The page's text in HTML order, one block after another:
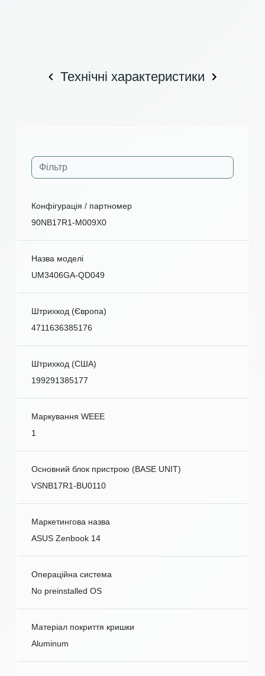
Технічні характеристики
Конфігурація / партномер
90NB17R1-M009X0
Назва моделі
UM3406GA-QD049
Штрихкод (Європа)
4711636385176
Штрихкод (США)
199291385177
Маркування WEEE
1
Основний блок пристрою (BASE UNIT)
VSNB17R1-BU0110
Маркетингова назва
ASUS Zenbook 14
Операційна система
No preinstalled OS
Матеріал покриття кришки
Aluminum